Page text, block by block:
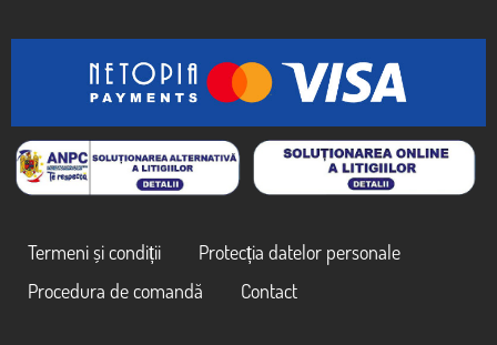
Termeni și condiții
Protecția datelor personale
Procedura de comandă
Contact